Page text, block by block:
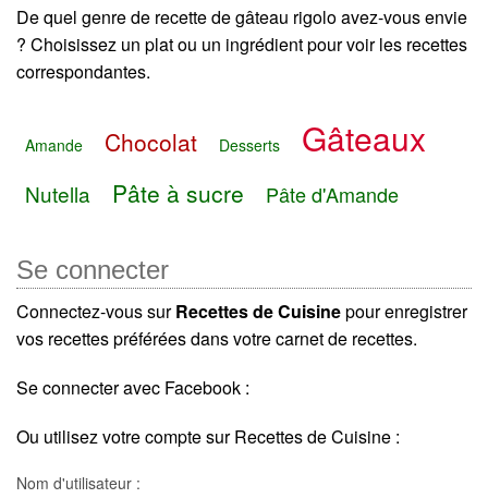
De quel genre de recette de gâteau rigolo avez-vous envie
? Choisissez un plat ou un ingrédient pour voir les recettes
correspondantes.
Amande Chocolat Desserts Gâteaux
Nutella Pâte à sucre Pâte d'Amande
Se connecter
Connectez-vous surRecettes de Cuisinepour enregistrer
vos recettes préférées dans votre carnet de recettes.
Se connecter avec Facebook :
Ou utilisez votre compte sur Recettes de Cuisine :
Nom d'utilisateur :